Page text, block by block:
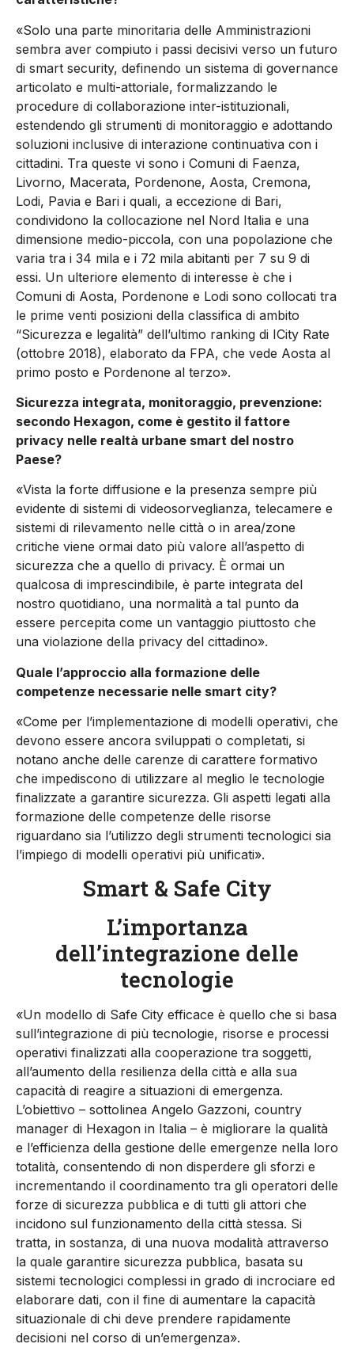
«Solo una parte minoritaria delle Amministrazioni
sembra aver compiuto i passi decisivi verso un futuro
di smart security, definendo un sistema di governance
articolato e multi-attoriale, formalizzando le
procedure di collaborazione inter-istituzionali,
estendendo gli strumenti di monitoraggio e adottando
soluzioni inclusive di interazione continuativa con i
cittadini. Tra queste vi sono i Comuni di Faenza,
Livorno, Macerata, Pordenone, Aosta, Cremona,
Lodi, Pavia e Bari i quali, a eccezione di Bari,
condividono la collocazione nel Nord Italia e una
dimensione medio-piccola, con una popolazione che
varia tra i 34 mila e i 72 mila abitanti per 7 su 9 di
essi. Un ulteriore elemento di interesse è che i
Comuni di Aosta, Pordenone e Lodi sono collocati tra
le prime venti posizioni della classifica di ambito
“Sicurezza e legalità” dell’ultimo ranking di ICity Rate
(ottobre 2018), elaborato da FPA, che vede Aosta al
primo posto e Pordenone al terzo».
Sicurezza integrata, monitoraggio, prevenzione:
secondo Hexagon, come è gestito il fattore
privacy nelle realtà urbane smart del nostro
Paese?
«Vista la forte diffusione e la presenza sempre più
evidente di sistemi di videosorveglianza, telecamere e
sistemi di rilevamento nelle città o in area/zone
critiche viene ormai dato più valore all’aspetto di
sicurezza che a quello di privacy. È ormai un
qualcosa di imprescindibile, è parte integrata del
nostro quotidiano, una normalità a tal punto da
essere percepita come un vantaggio piuttosto che
una violazione della privacy del cittadino».
Quale l’approccio alla formazione delle
competenze necessarie nelle smart city?
«Come per l’implementazione di modelli operativi, che
devono essere ancora sviluppati o completati, si
notano anche delle carenze di carattere formativo
che impediscono di utilizzare al meglio le tecnologie
finalizzate a garantire sicurezza. Gli aspetti legati alla
formazione delle competenze delle risorse
riguardano sia l’utilizzo degli strumenti tecnologici sia
l’impiego di modelli operativi più unificati».
Smart & Safe City
L’importanza
dell’integrazione delle
tecnologie
«Un modello di Safe City efficace è quello che si basa
sull’integrazione di più tecnologie, risorse e processi
operativi finalizzati alla cooperazione tra soggetti,
all’aumento della resilienza della città e alla sua
capacità di reagire a situazioni di emergenza.
L’obiettivo – sottolinea Angelo Gazzoni, country
manager di Hexagon in Italia – è migliorare la qualità
e l’efficienza della gestione delle emergenze nella loro
totalità, consentendo di non disperdere gli sforzi e
incrementando il coordinamento tra gli operatori delle
forze di sicurezza pubblica e di tutti gli attori che
incidono sul funzionamento della città stessa. Si
tratta, in sostanza, di una nuova modalità attraverso
la quale garantire sicurezza pubblica, basata su
sistemi tecnologici complessi in grado di incrociare ed
elaborare dati, con il fine di aumentare la capacità
situazionale di chi deve prendere rapidamente
decisioni nel corso di un’emergenza».